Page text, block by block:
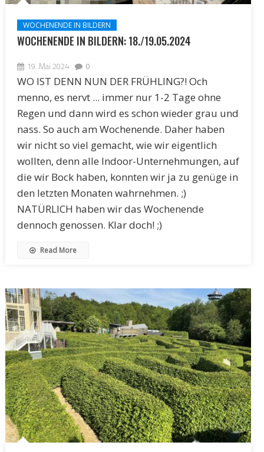
WOCHENENDE IN BILDERN
WOCHENENDE IN BILDERN: 18./19.05.2024
19. Mai 2024 0
WO IST DENN NUN DER FRÜHLING?! Och
menno, es nervt ... immer nur 1-2 Tage ohne
Regen und dann wird es schon wieder grau und
nass. So auch am Wochenende. Daher haben
wir nicht so viel gemacht, wie wir eigentlich
wollten, denn alle Indoor-Unternehmungen, auf
die wir Bock haben, konnten wir ja zu genüge in
den letzten Monaten wahrnehmen. ;)
NATÜRLICH haben wir das Wochenende
dennoch genossen. Klar doch! ;)
Read More